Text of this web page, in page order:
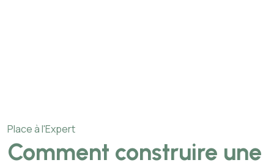
Place à l'Expert
Comment construire une